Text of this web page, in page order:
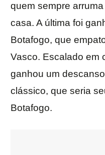
quem sempre
casa. A última foi
Botafogo, que
Vasco. Escalado em
ganhou um
clássico, que seria
Botafogo.